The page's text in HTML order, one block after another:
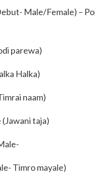
Male/Female) –
parewa)
Halka)
naam)
(Jawani taja)
Timro mayale)